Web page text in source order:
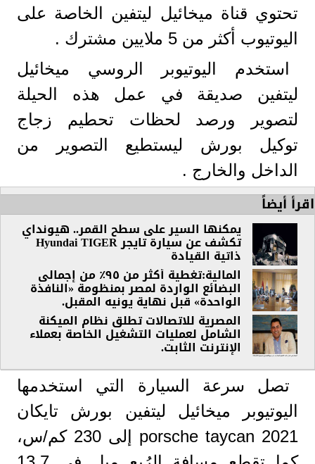
تحتوي قناة ميخائيل ليتفين الخاصة على
اليوتيوب أكثر من 5 ملايين مشترك .
استخدم
اليوتيوبر الروسي ميخائيل
ليتفين صديقة في عمل هذه الحيلة
لتصوير ورصد لحظات تحطيم زجاج
توكيل بورش ليستطيع التصوير من
الداخل والخارج .
اقرأ أيضاً
يمكنها السير على سطح القمر.. هيونداي
تكشف عن سيارة تايجر Hyundai TIGER
ذاتية القيادة
المالية:تغطية أكثر من ٩٥٪ من إجمالى
البضائع الواردة لمصر بمنظومة «النافذة
الواحدة» قبل نهاية يونيه المقبل.
المصرية للاتصالات تطلق نظام الميكنة
الشامل لعمليات التشغيل الخاصة بعملاء
الإنترنت الثابت.
تصل سرعة السيارة التي استخدمها
اليوتيوبر ميخائيل ليتفين بورش تايكان
2021 porsche taycan إلى 230 كم/س،